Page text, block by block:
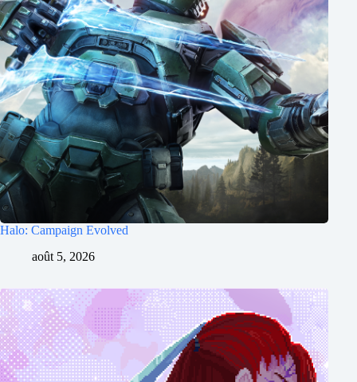
Halo: Campaign Evolved
août 5, 2026